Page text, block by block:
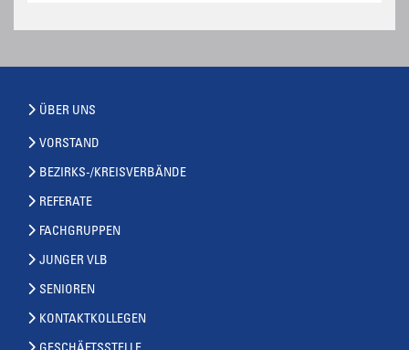
ÜBER UNS
VORSTAND
BEZIRKS-/KREISVERBÄNDE
REFERATE
FACHGRUPPEN
JUNGER VLB
SENIOREN
KONTAKTKOLLEGEN